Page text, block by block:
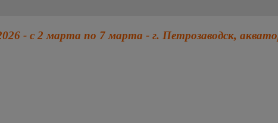
- с 2 марта по 7 марта - г. Петрозаводск,